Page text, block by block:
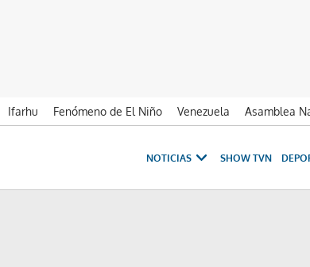
Ifarhu Fenómeno de El Niño Venezuela Asamblea
NOTICIAS SHOW TVN